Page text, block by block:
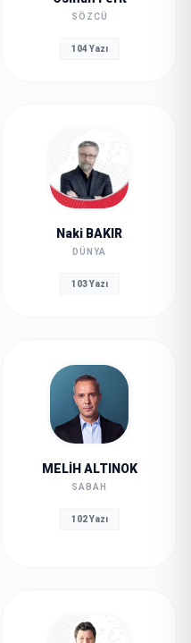
SÖZCÜ
104 Yazı
Naki BAKIR
DÜNYA
103 Yazı
MELİH ALTINOK
SABAH
102 Yazı